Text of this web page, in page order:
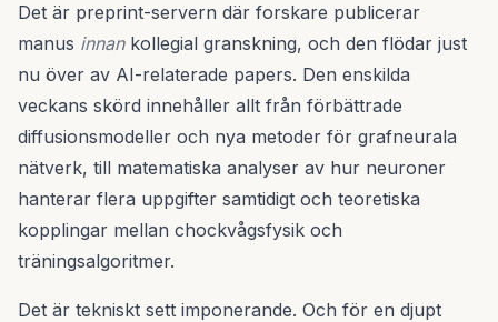
Det är preprint-servern där forskare publicerar
manus innankollegial granskning, och den flödar just
nu över av AI-relaterade papers. Den enskilda
veckans skörd innehåller allt från förbättrade
diffusionsmodeller och nya metoder för grafneurala
nätverk, till matematiska analyser av hur neuroner
hanterar flera uppgifter samtidigt och teoretiska
kopplingar mellan chockvågsfysik och
träningsalgoritmer.
Det är tekniskt sett imponerande. Och för en djupt